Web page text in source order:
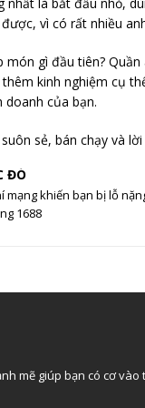
vì có rất nhiều
món gì đầu tiên?
kinh nghiệm cụ
doanh của bạn.
sẻ, bán chạy và
ĐÓ
mạng khiến bạn bị lỗ
1688
mẽ giúp bạn có cơ